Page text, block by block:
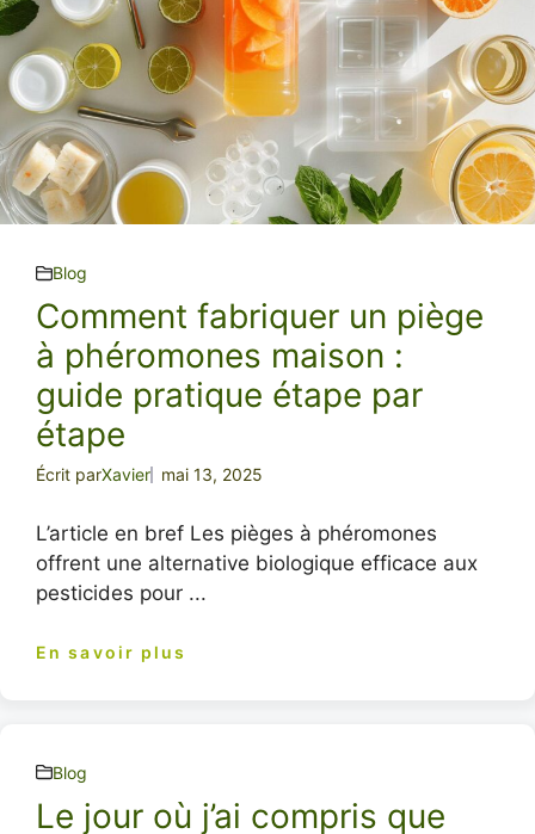
Blog
Comment fabriquer un piège
à phéromones maison :
guide pratique étape par
étape
Écrit parXavier mai 13, 2025
L’article en bref Les pièges à phéromones
offrent une alternative biologique efficace aux
pesticides pour ...
En savoir plus
Blog
Le jour où j’ai compris que